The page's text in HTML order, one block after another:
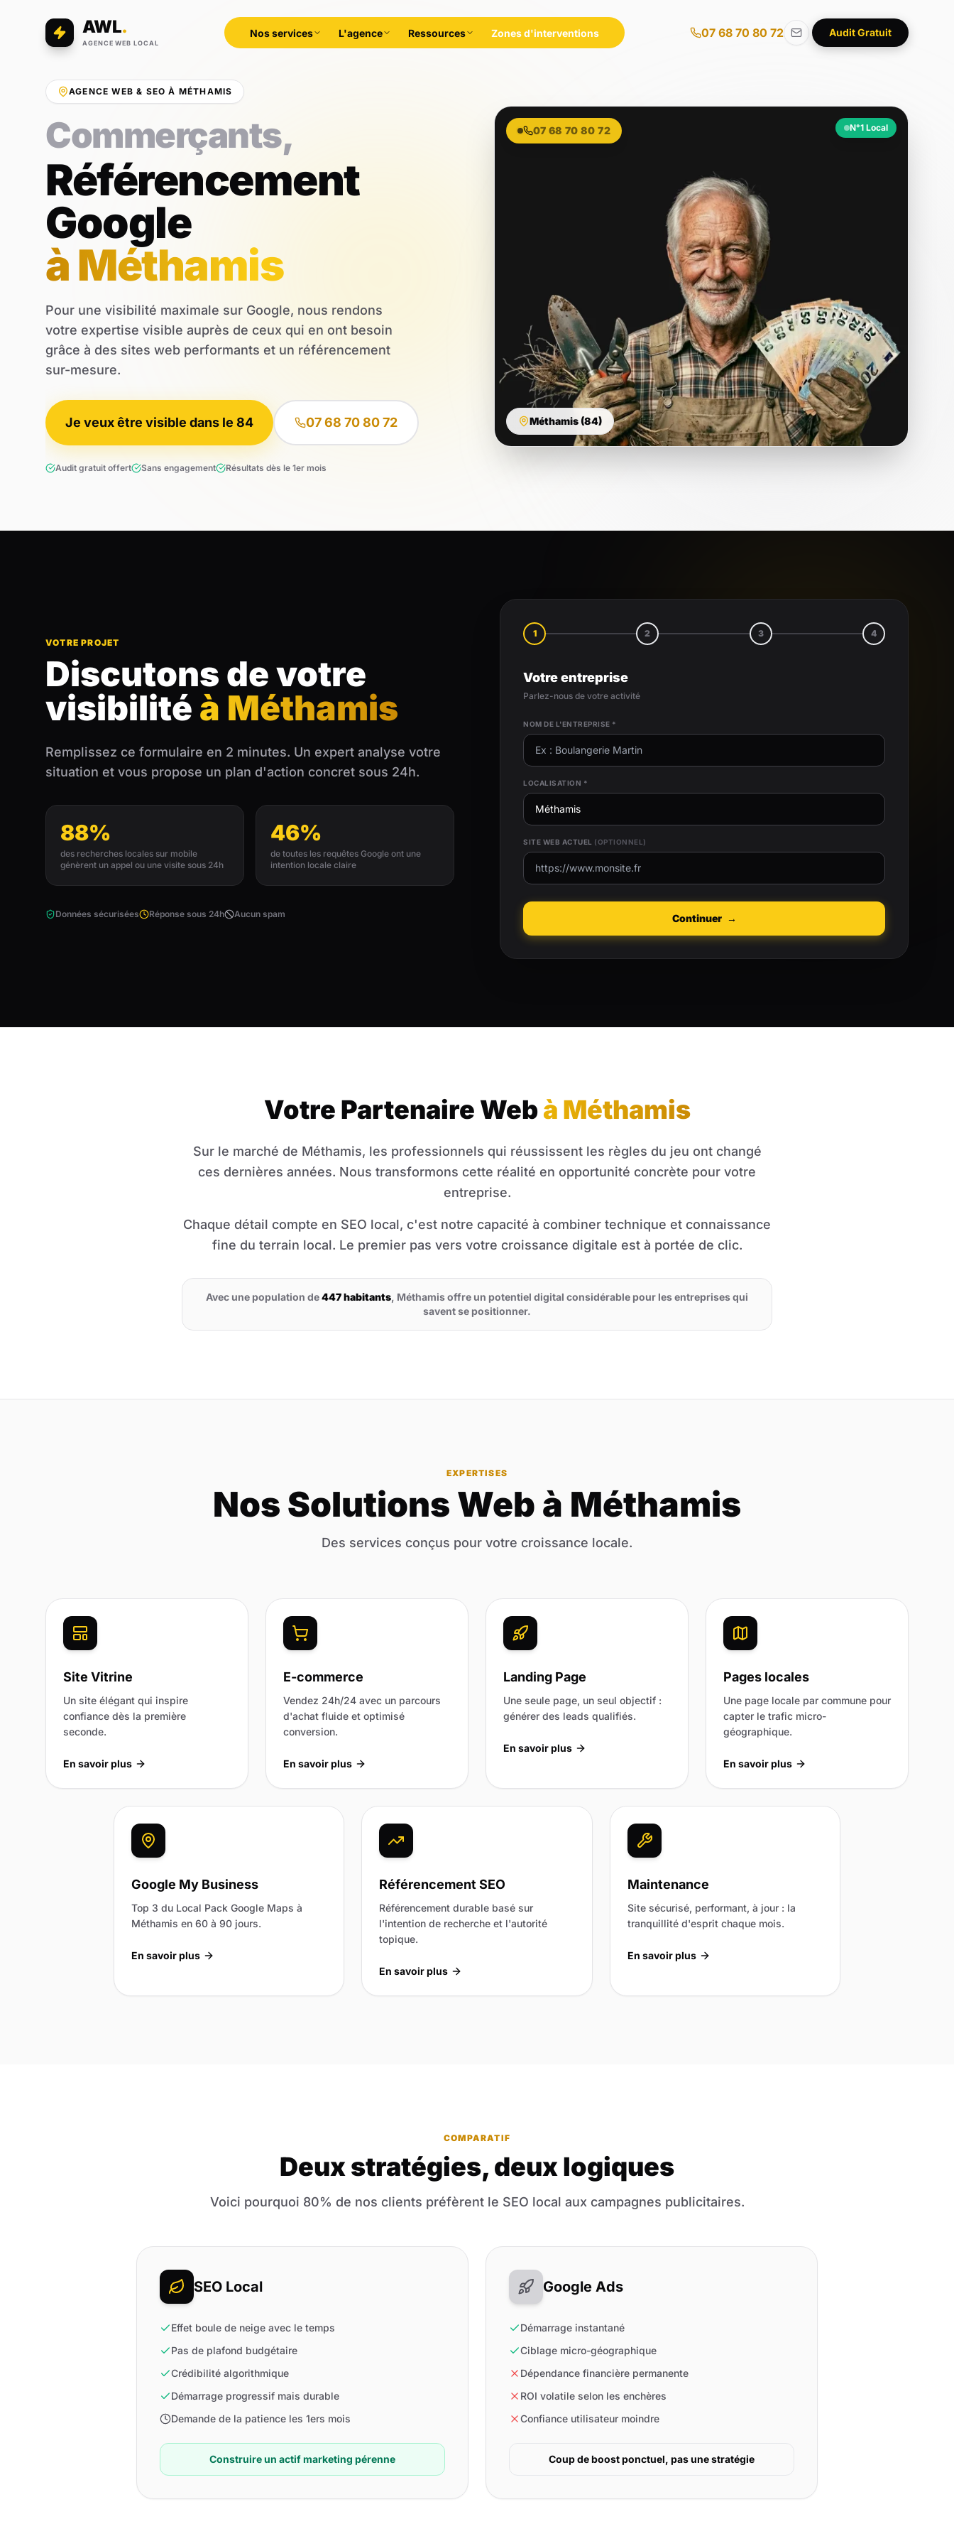
AWL.
AGENCE WEB LOCAL
Nos services L'agence Ressources Zones d'interventions 07 68 70 80 72 Audit Gratuit
AGENCE WEB & SEO À MÉTHAMIS
Professions libérales,
Référencement
Google
à Méthamis
Pour une visibilité maximale sur Google, nous rendons
votre expertise visible auprès de ceux qui en ont besoin
grâce à des sites web performants et un référencement
sur-mesure.
Je veux être visible dans le 84 07 68 70 80 72
Audit gratuit offert Sans engagement Résultats dès le 1er mois
07 68 70 80 72
Méthamis (84)
N°1 Local
VOTRE PROJET
Discutons de votre
visibilité à Méthamis
Remplissez ce formulaire en 2 minutes. Un expert analyse votre
situation et vous propose un plan d'action concret sous 24h.
88%
des recherches locales sur mobile
génèrent un appel ou une visite sous 24h
46%
de toutes les requêtes Google ont une
intention locale claire
Données sécurisées Réponse sous 24h Aucun spam
1 2 3 4
Votre entreprise
Parlez-nous de votre activité
NOM DE L'ENTREPRISE *
LOCALISATION *
SITE WEB ACTUEL (OPTIONNEL)
Continuer →
Votre Partenaire Webà Méthamis
Sur le marché de Méthamis, les professionnels qui réussissent les règles du jeu ont changé
ces dernières années. Nous transformons cette réalité en opportunité concrète pour votre
entreprise.
Chaque détail compte en SEO local, c'est notre capacité à combiner technique et connaissance
fine du terrain local. Le premier pas vers votre croissance digitale est à portée de clic.
Avec une population de447 habitants, Méthamis offre un potentiel digital considérable pour les entreprises qui
savent se positionner.
EXPERTISES
Nos Solutions Web à Méthamis
Des services conçus pour votre croissance locale.
Site Vitrine
Un site élégant qui inspire
confiance dès la première
seconde.
En savoir plus
E-commerce
Vendez 24h/24 avec un parcours
d'achat fluide et optimisé
conversion.
En savoir plus
Landing Page
Une seule page, un seul objectif :
générer des leads qualifiés.
En savoir plus
Pages locales
Une page locale par commune pour
capter le trafic micro-
géographique.
En savoir plus
Google My Business
Top 3 du Local Pack Google Maps à
Méthamis en 60 à 90 jours.
En savoir plus
Référencement SEO
Référencement durable basé sur
l'intention de recherche et l'autorité
topique.
En savoir plus
Maintenance
Site sécurisé, performant, à jour : la
tranquillité d'esprit chaque mois.
En savoir plus
COMPARATIF
Deux stratégies, deux logiques
Voici pourquoi 80% de nos clients préfèrent le SEO local aux campagnes publicitaires.
SEO Local
Effet boule de neige avec le temps
Pas de plafond budgétaire
Crédibilité algorithmique
Démarrage progressif mais durable
Demande de la patience les 1ers mois
Construire un actif marketing pérenne
Google Ads
Démarrage instantané
Ciblage micro-géographique
Dépendance financière permanente
ROI volatile selon les enchères
Confiance utilisateur moindre
Coup de boost ponctuel, pas une stratégie